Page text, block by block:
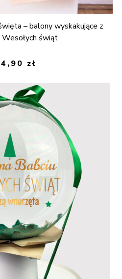
– balony wyskakujące z
Wesołych świąt
zł